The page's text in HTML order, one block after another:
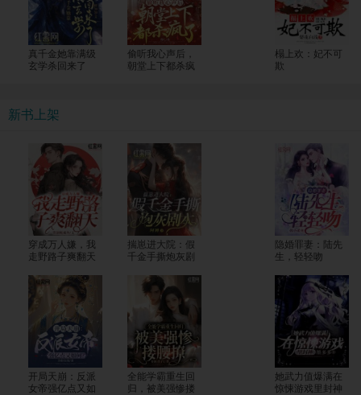
真千金她靠满级
玄学杀回来了
偷听我心声后，
朝堂上下都杀疯
榻上欢：妃不可
欺
新书上架
穿成万人嫌，我
走野路子爽翻天
揣崽进大院：假
千金手撕炮灰剧
隐婚罪妻：陆先
生，轻轻吻
开局天崩：反派
女帝强亿点又如
全能学霸重生回
归，被美强惨搂
她武力值爆满在
惊悚游戏里封神